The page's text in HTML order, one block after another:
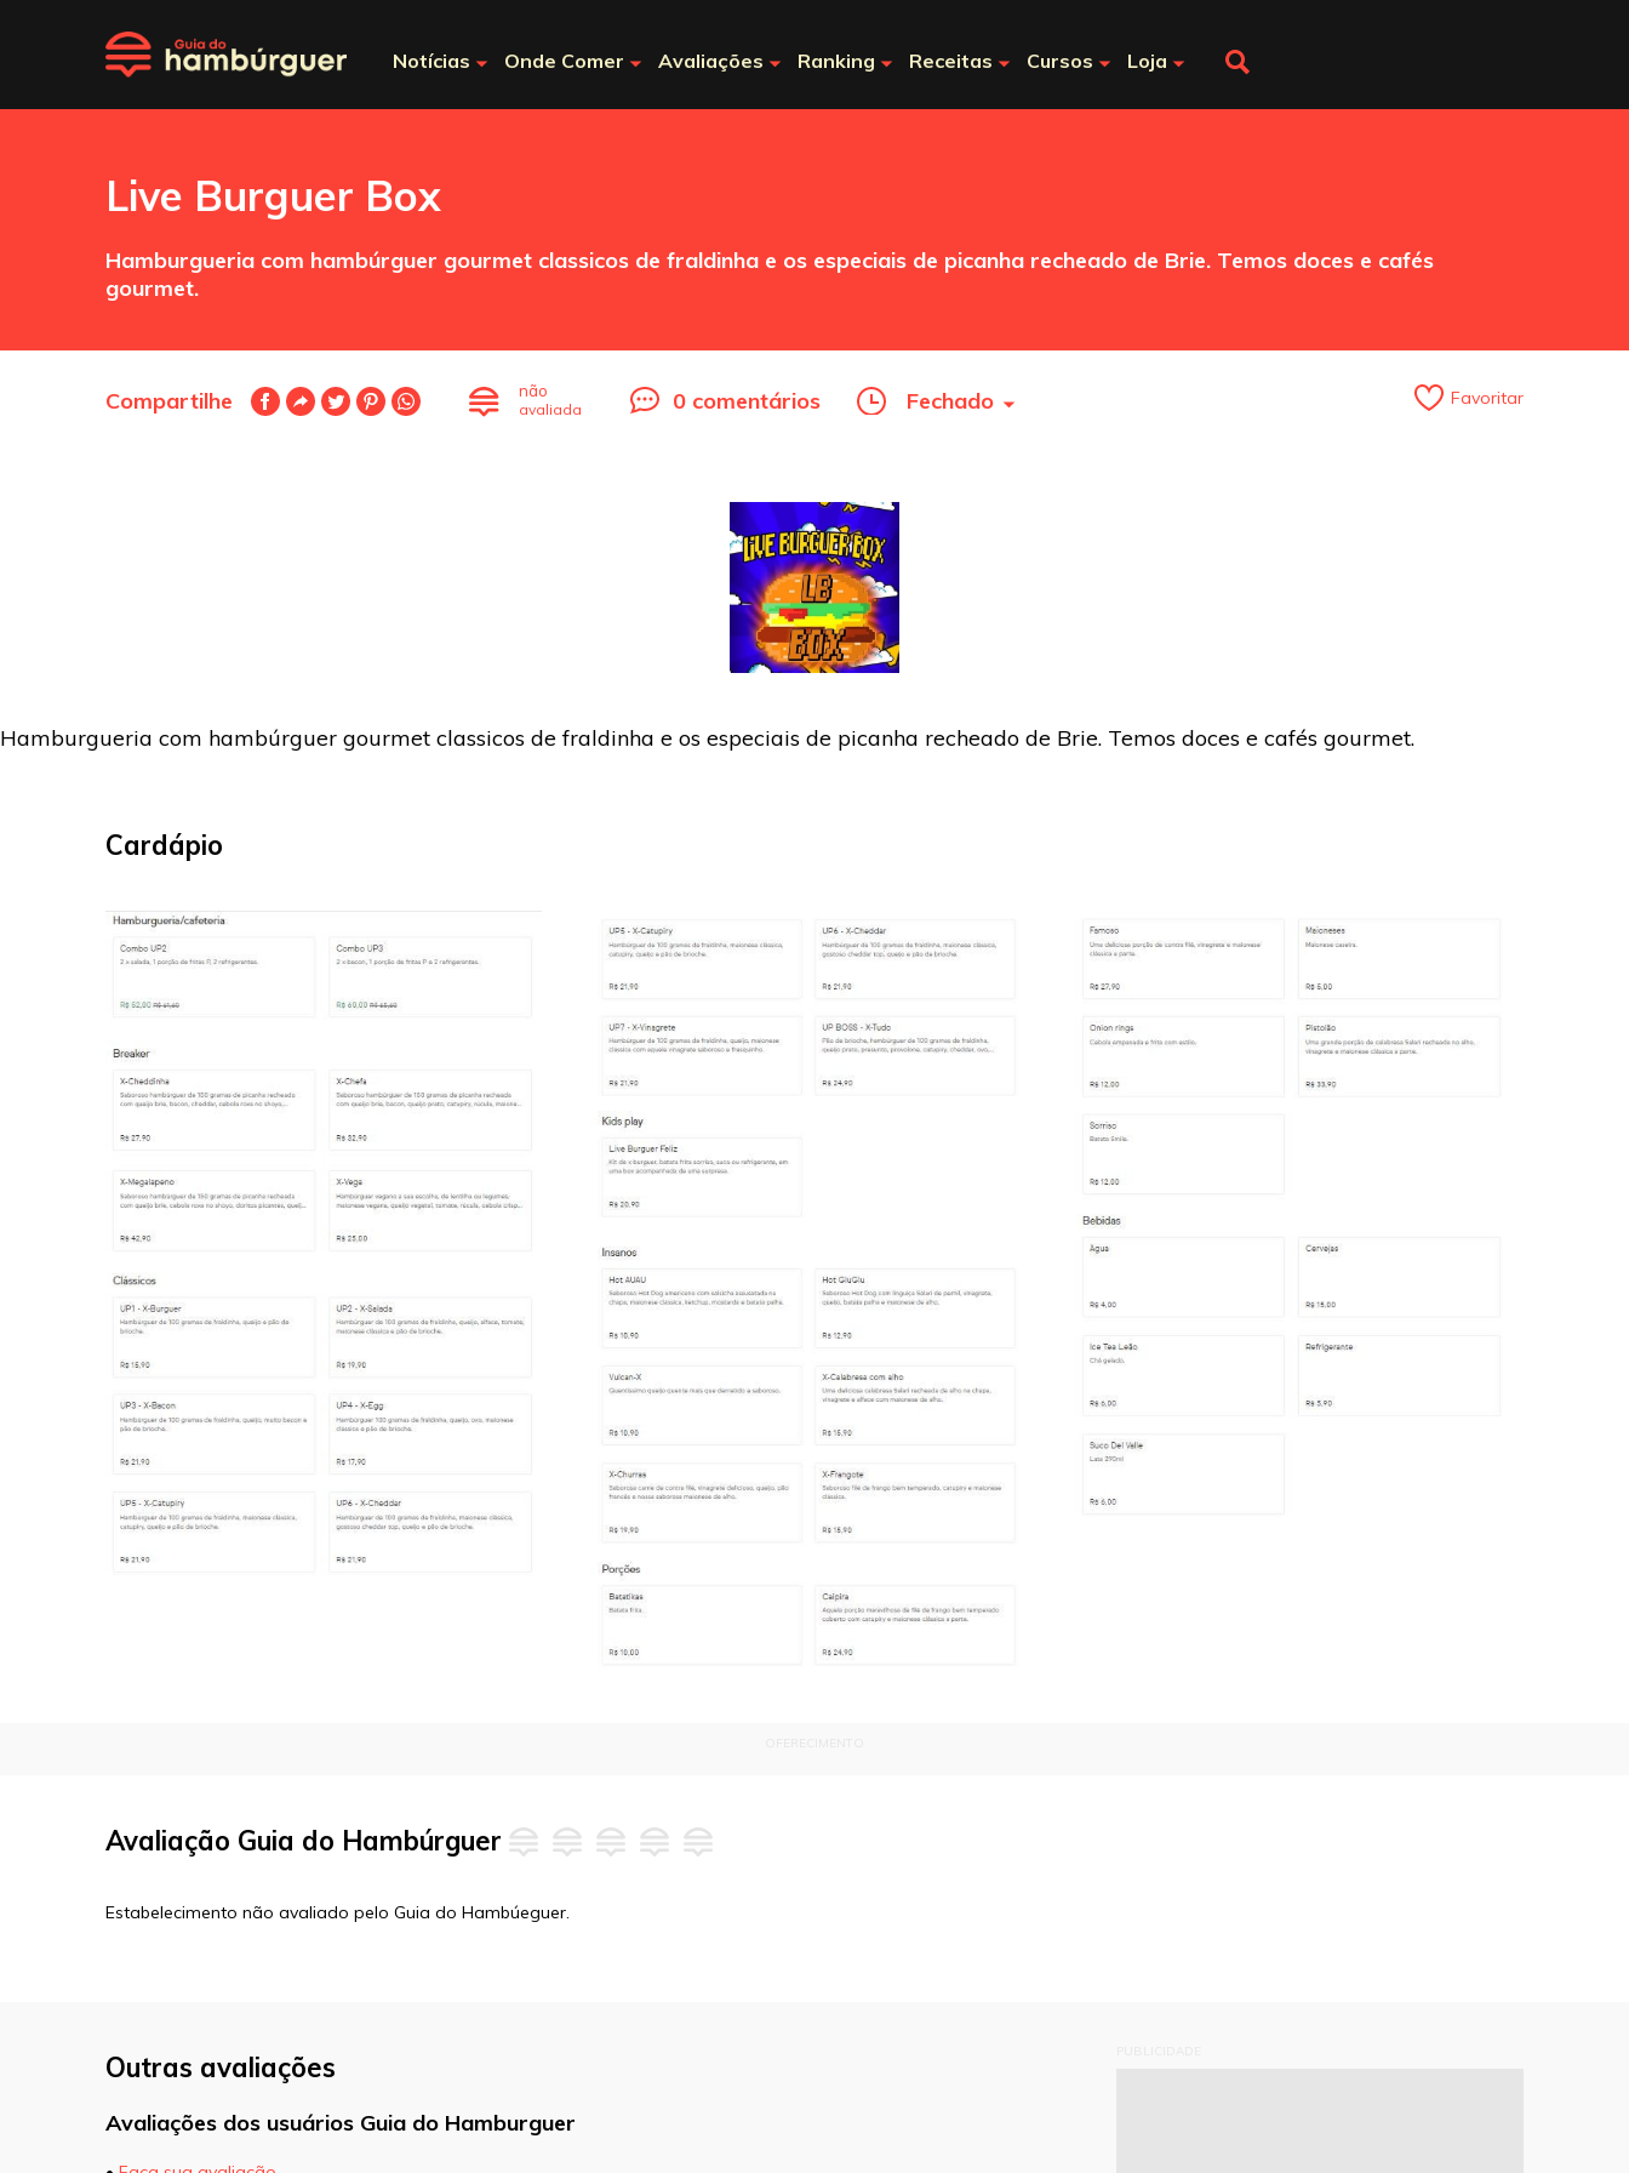
Notícias Onde Comer Avaliações Ranking Receitas Cursos Loja
Live Burguer Box
Hamburgueria com hambúrguer gourmet classicos de fraldinha e os especiais de picanha recheado de Brie. Temos doces e cafés
gourmet.
Compartilhe não
avaliada 0 comentários Fechado Favoritar
Hamburgueria com hambúrguer gourmet classicos de fraldinha e os especiais de picanha recheado de Brie. Temos doces e cafés gourmet.
Cardápio
Avaliação Guia do Hambúrguer
Estabelecimento não avaliado pelo Guia do Hambúeguer.
Outras avaliações
Avaliações dos usuários Guia do Hamburguer